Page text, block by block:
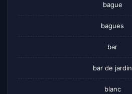
bague
bagues
bar
bar de jardin
blanc